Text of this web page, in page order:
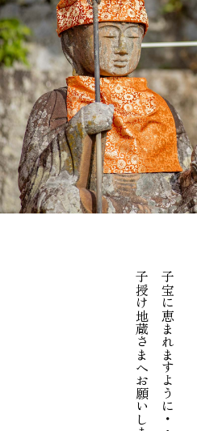
子宝に恵まれますように・・・
子授け地蔵さまへお願いしましょう